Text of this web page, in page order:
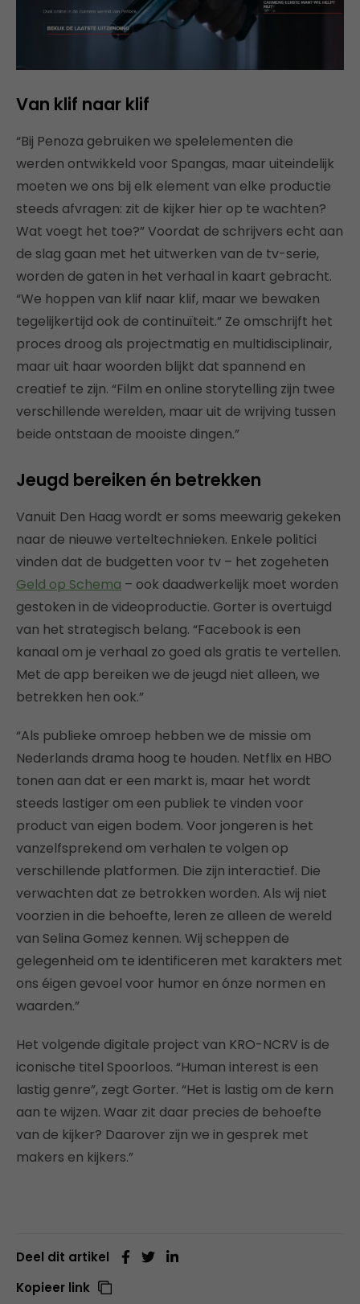
Van klif naar klif
“Bij Penoza gebruiken we spelelementen die
werden ontwikkeld voor Spangas, maar uiteindelijk
moeten we ons bij elk element van elke productie
steeds afvragen: zit de kijker hier op te wachten?
Wat voegt het toe?” Voordat de schrijvers echt aan
de slag gaan met het uitwerken van de tv-serie,
worden de gaten in het verhaal in kaart gebracht.
“We hoppen van klif naar klif, maar we bewaken
tegelijkertijd ook de continuïteit.” Ze omschrijft het
proces droog als projectmatig en multidisciplinair,
maar uit haar woorden blijkt dat spannend en
creatief te zijn. “Film en online storytelling zijn twee
verschillende werelden, maar uit de wrijving tussen
beide ontstaan de mooiste dingen.”
Jeugd bereiken én betrekken
Vanuit Den Haag wordt er soms meewarig gekeken
naar de nieuwe verteltechnieken. Enkele politici
vinden dat de budgetten voor tv – het zogeheten
Geld op Schema – ook daadwerkelijk moet worden
gestoken in de videoproductie. Gorter is overtuigd
van het strategisch belang. “Facebook is een
kanaal om je verhaal zo goed als gratis te vertellen.
Met de app bereiken we de jeugd niet alleen, we
betrekken hen ook.”
“Als publieke omroep hebben we de missie om
Nederlands drama hoog te houden. Netflix en HBO
tonen aan dat er een markt is, maar het wordt
steeds lastiger om een publiek te vinden voor
product van eigen bodem. Voor jongeren is het
vanzelfsprekend om verhalen te volgen op
verschillende platformen. Die zijn interactief. Die
verwachten dat ze betrokken worden. Als wij niet
voorzien in die behoefte, leren ze alleen de wereld
van Selina Gomez kennen. Wij scheppen de
gelegenheid om te identificeren met karakters met
ons éigen gevoel voor humor en ónze normen en
waarden.”
Het volgende digitale project van KRO-NCRV is de
iconische titel Spoorloos. “Human interest is een
lastig genre”, zegt Gorter. “Het is lastig om de kern
aan te wijzen. Waar zit daar precies de behoefte
van de kijker? Daarover zijn we in gesprek met
makers en kijkers.”
Deel dit artikel
Kopieer link